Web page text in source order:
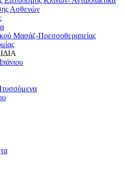
Ασθενών
Μασάζ-Πρεσσοθεραπείας